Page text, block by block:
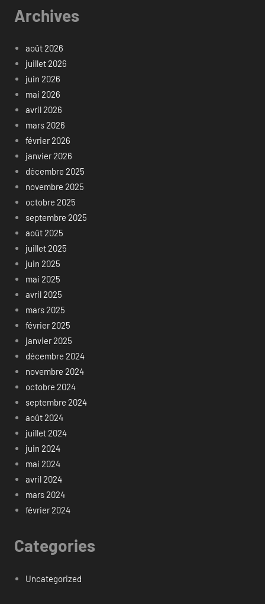
Archives
août 2026
juillet 2026
juin 2026
mai 2026
avril 2026
mars 2026
février 2026
janvier 2026
décembre 2025
novembre 2025
octobre 2025
septembre 2025
août 2025
juillet 2025
juin 2025
mai 2025
avril 2025
mars 2025
février 2025
janvier 2025
décembre 2024
novembre 2024
octobre 2024
septembre 2024
août 2024
juillet 2024
juin 2024
mai 2024
avril 2024
mars 2024
février 2024
Categories
Uncategorized